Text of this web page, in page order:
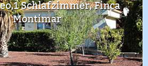
Schlafzimmer, Finca
Montimar